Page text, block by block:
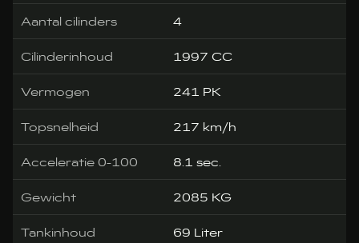
Aantal cilinders 4
Cilinderinhoud 1997 CC
Vermogen 241 PK
Topsnelheid 217 km/h
Acceleratie 0-100 8.1 sec.
Gewicht 2085 KG
Tankinhoud 69 Liter